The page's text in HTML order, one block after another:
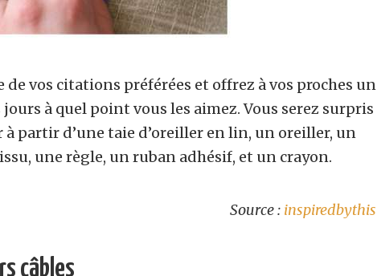
vos citations préférées et offrez à vos proches un
à quel point vous les aimez. Vous serez surpris
à partir d’une taie d’oreiller en lin, un oreiller, un
une règle, un ruban adhésif, et un crayon.
Source : inspiredbythis
câbles